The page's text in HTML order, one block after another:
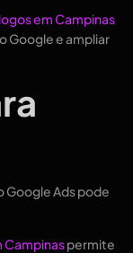
em Campinas
Google e ampliar
Google Ads pode
Campinaspermite